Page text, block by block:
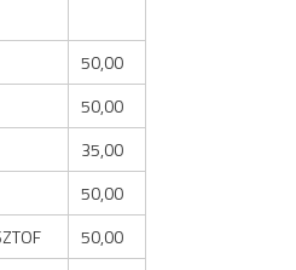
50,00
50,00
35,00
50,00
50,00